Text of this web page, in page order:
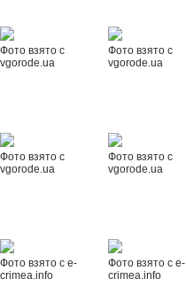
Фото взято с
vgorode.ua
Фото взято с
vgorode.ua
Фото взято с
vgorode.ua
Фото взято с
vgorode.ua
Фото взято с e-
crimea.info
Фото взято с e-
crimea.info